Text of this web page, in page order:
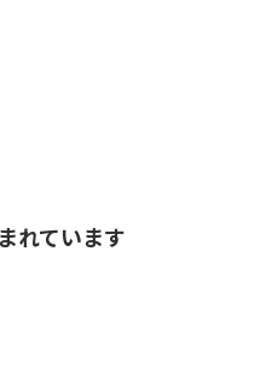
れています